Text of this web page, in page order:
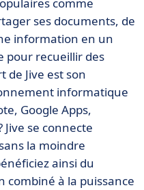
ses documents, de
information en un
pour recueillir des
de Jive est son
informatique
Google Apps,
se connecte
la moindre
ainsi du
combiné à la puissance